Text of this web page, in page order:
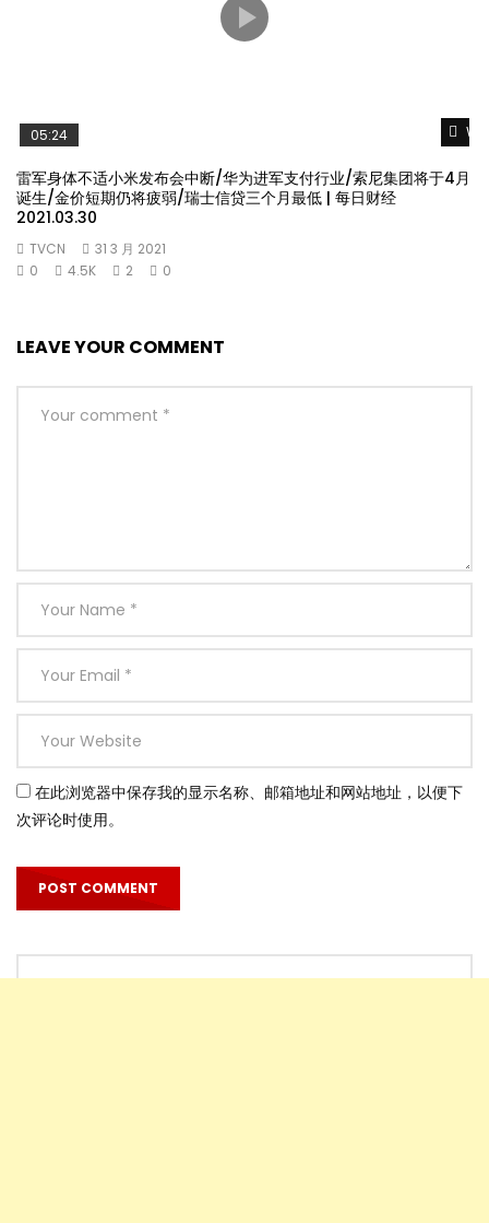
05:24
雷军身体不适小米发布会中断/华为进军支付行业/索尼集团将于4月
诞生/金价短期仍将疲弱/瑞士信贷三个月最低 | 每日财经
2021.03.30
TVCN
31 3 月 2021
0
4.5K 2 0
LEAVE YOUR COMMENT
在此浏览器中保存我的显示名称、邮箱地址和网站地址，以便下
次评论时使用。